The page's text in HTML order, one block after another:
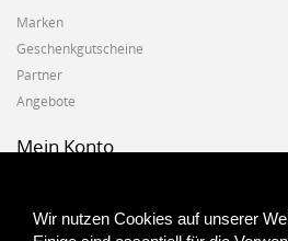
Wir nutzen Cookies auf unserer
Marken
Geschenkgutscheine
Partner
Angebote
Mein Konto
Auftragshistorie
Wunschzettel